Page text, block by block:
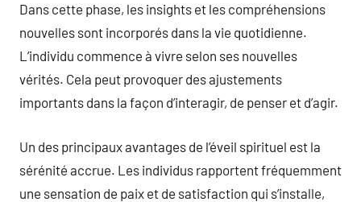
Dans cette phase, les insights et les compréhensions
nouvelles sont incorporés dans la vie quotidienne.
L’individu commence à vivre selon ses nouvelles
vérités. Cela peut provoquer des ajustements
importants dans la façon d’interagir, de penser et d’agir.
Un des principaux avantages de l’éveil spirituel est la
sérénité accrue. Les individus rapportent fréquemment
une sensation de paix et de satisfaction qui s’installe,